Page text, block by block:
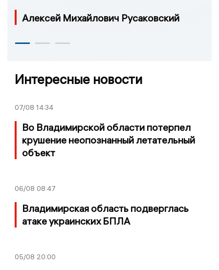
Алексей Михайлович Русаковский
Интересные новости
07/08 14:34
Во Владимирской области потерпел
крушение неопознанный летательный
объект
06/08 08:47
Владимирская область подверглась
атаке украинских БПЛА
05/08 20:00